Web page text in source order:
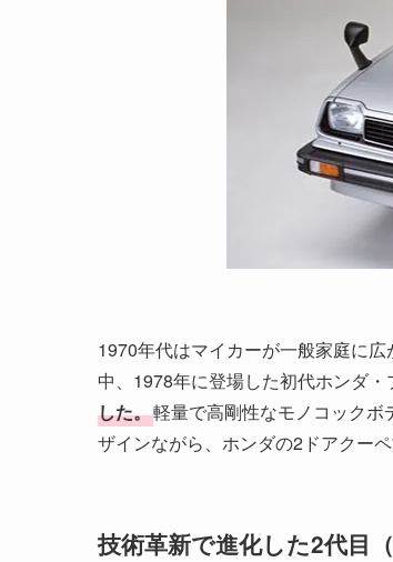
1970年代はマイカーが一般家庭に
中、1978年に登場した初代ホンダ・
した。軽量で高剛性なモノコック
ザインながら、ホンダの2ドアクー
技術革新で進化した2代目（